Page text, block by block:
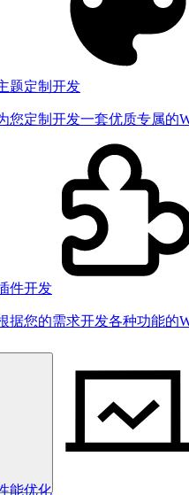
题定制开发
您定制开发一套优质专属的
件开发
据您的需求开发各种功能的
能优化